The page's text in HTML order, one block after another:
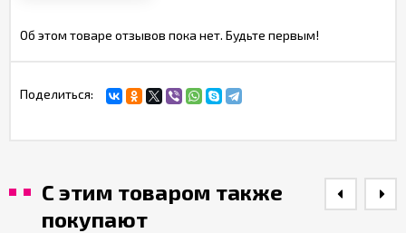
Об этом товаре отзывов пока нет. Будьте первым!
Поделиться:
С этим товаром также
покупают